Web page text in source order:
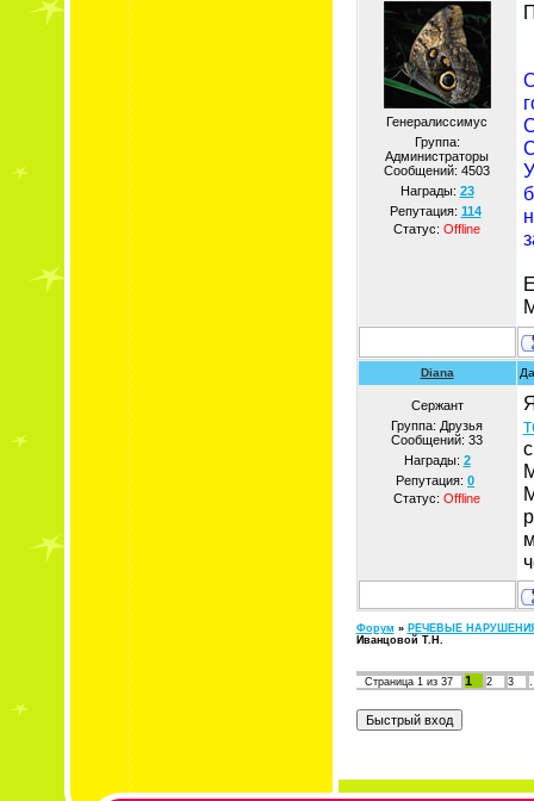
Генералиссимус
Группа:
Администраторы
Сообщений: 4503
Награды: 23
Репутация: 114
Статус: Offline
Diana
Сержант
Группа: Друзья
Сообщений: 33
Награды: 2
Репутация: 0
Статус: Offline
Форум » РЕЧЕВЫЕ
Иванцовой Т.Н.
Страница 1из 37 1 2 3